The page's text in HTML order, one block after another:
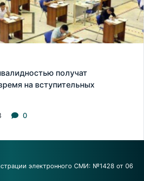
получат
на вступительных
0
электронного СМИ: №1428 от 06